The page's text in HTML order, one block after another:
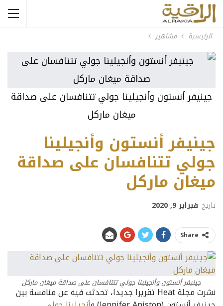
الرئيسية مشاهير
جينيفر أنستون وأنجيلينا جولي تتنافسان على صداقة
ميغان ماركل
جينيفر أنستون وأنجيلينا
جولي تتنافسان على صداقة
ميغان ماركل
تاريخ فبراير 9, 2020
Share
جينيفر أنستون وأنجيلينا جولي تتنافسان على صداقة ميغان ماركل
نشرت مجلة Heat تقريرا جديدا، تحدثت فيه عن منافسة بين